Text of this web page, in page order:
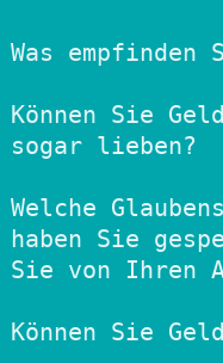
Was
Können Sie
sogar lieben?
Welche
haben Sie
Sie von Ihren
Können Sie